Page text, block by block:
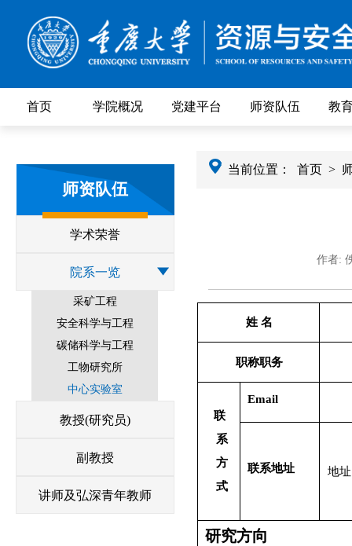
首页 学院概况 党建平台 师资队伍 教
师资队伍
学术荣誉
院系一览
采矿工程
安全科学与工程
碳储科学与工程
工物研究所
中心实验室
教授(研究员)
副教授
讲师及弘深青年教师
当前位置： 首页 >
作者:
姓 名
职称职务
联
系
方
式
Email
联系地址 地
研究方向